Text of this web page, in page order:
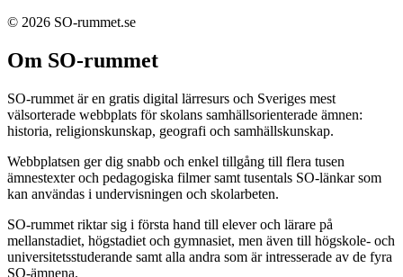
© 2026 SO-rummet.se
Om SO-rummet
SO-rummet är en gratis digital lärresurs och Sveriges mest
välsorterade webbplats för skolans samhällsorienterade ämnen:
historia, religionskunskap, geografi och samhällskunskap.
Webbplatsen ger dig snabb och enkel tillgång till flera tusen
ämnestexter och pedagogiska filmer samt tusentals SO-länkar som
kan användas i undervisningen och skolarbeten.
SO-rummet riktar sig i första hand till elever och lärare på
mellanstadiet, högstadiet och gymnasiet, men även till högskole- och
universitetsstuderande samt alla andra som är intresserade av de fyra
SO-ämnena.